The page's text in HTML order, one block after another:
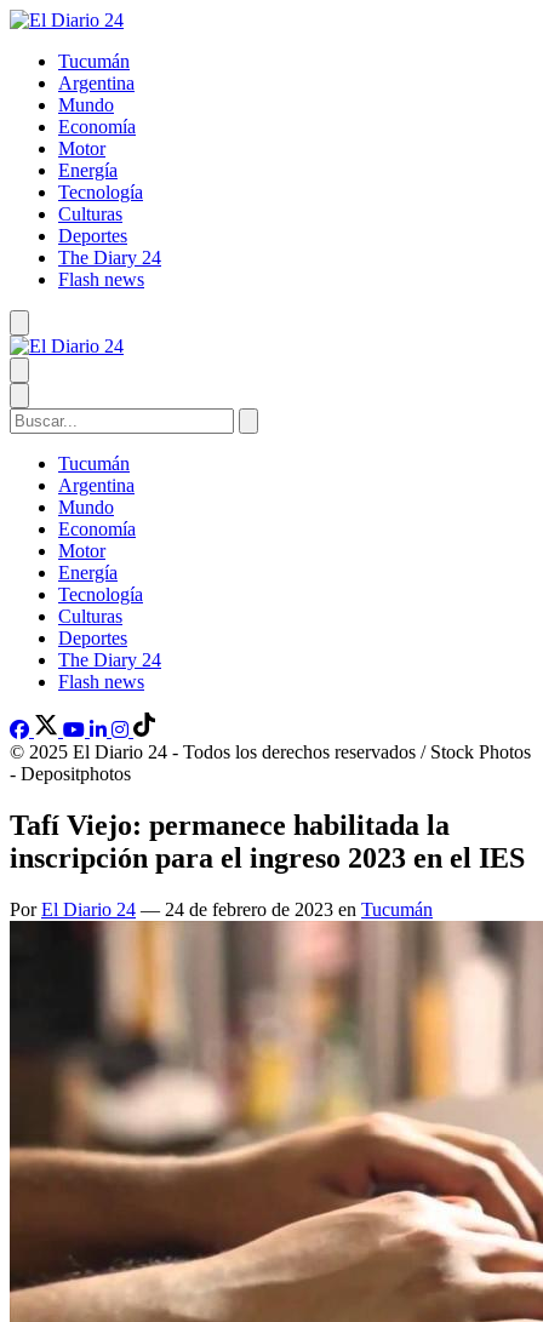
Tucumán
Argentina
Mundo
Economía
Motor
Energía
Tecnología
Culturas
Deportes
The Diary 24
Flash news
Tucumán
Argentina
Mundo
Economía
Motor
Energía
Tecnología
Culturas
Deportes
The Diary 24
Flash news
© 2025 El Diario 24 - Todos los derechos reservados / Stock Photos
- Depositphotos
Tafí Viejo: permanece habilitada la
inscripción para el ingreso 2023 en el IES
PorEl Diario 24 — 24 de febrero de 2023 en Tucumán